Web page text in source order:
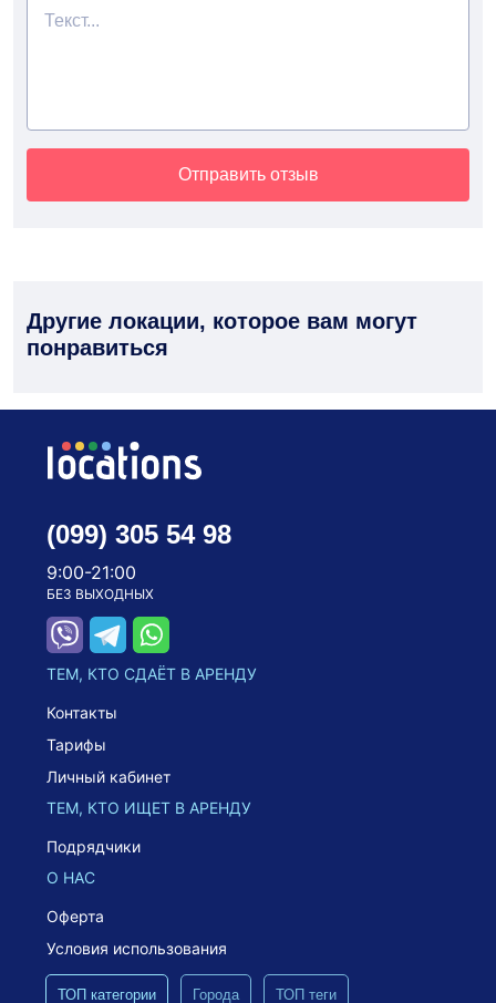
Отправить отзыв
Другие локации, которое вам могут
понравиться
(099) 305 54 98
9:00-21:00
БЕЗ ВЫХОДНЫХ
ТЕМ, КТО СДАЁТ В АРЕНДУ
Контакты
Тарифы
Личный кабинет
ТЕМ, КТО ИЩЕТ В АРЕНДУ
Подрядчики
О НАС
Оферта
Условия использования
ТОП категории Города ТОП теги